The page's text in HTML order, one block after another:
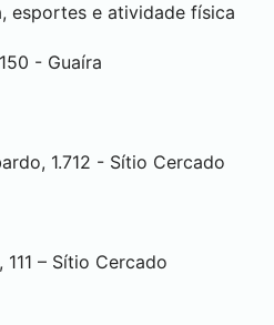
esportes e atividade física
- Guaíra
1.712 - Sítio Cercado
– Sítio Cercado